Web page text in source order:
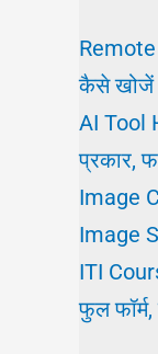
कैसे खोजें
AI Tool
प्रकार,
Image
Image
ITI
फुल